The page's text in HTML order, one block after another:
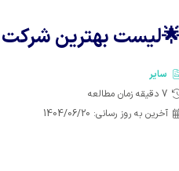
بهترین شرکت
سایر
7دقیقه زمان مطالعه
آخرین به روز رسانی: 1404/06/20